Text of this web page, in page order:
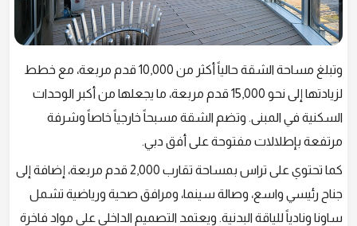
وتبلغ مساحة الشقة حالياً أكثر من 10,000 قدم مربعة، مع خطط
لزيادتها إلى نحو 15,000 قدم مربعة، ما يجعلها من أكبر الوحدات
السكنية في المبنى. وتضم الشقة مسبحاً خارجياً خاصاً وشرفة
مرتفعة بإطلالات مفتوحة على أفق دبي.
كما تحتوي على تراس بمساحة تقارب 2,000 قدم مربعة، إضافة إلى
جناح رئيسي واسع، وصالة سينما، ومرافق صحية ورياضية تشمل
ساونا ونادياً للياقة البدنية. ويعتمد التصميم الداخلي على مواد فاخرة